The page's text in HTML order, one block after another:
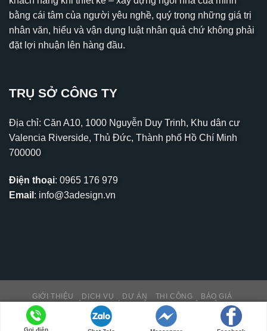
Gọi điện
bằng cái tâm của người yêu nghề, quý trọng những giá trị
nhân văn, hiểu và vận dụng luật nhân quả chứ không phải
đặt lợi nhuận lên hàng đầu.
TRỤ SỞ CÔNG TY
Địa chỉ: Căn A10, 1000 Nguyễn Duy Trinh, Khu dân cư
Valencia Riverside, Thủ Đức, Thành phố Hồ Chí Minh
700000
Điện thoại: 0965 176 979
Email : info@3adesign.vn
GIỚI THIỆU DỊCH VỤ DỰ ÁN THI CÔNG
BÁO GIÁ
THƯ VIỆN – TIN TỨC
HỖ TRỢ KH
Copyright 2026 © PNK MEDIA